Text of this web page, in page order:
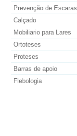
Prevenção de Escaras
Calçado
Mobiliario para Lares
Ortoteses
Proteses
Barras de apoio
Flebologia